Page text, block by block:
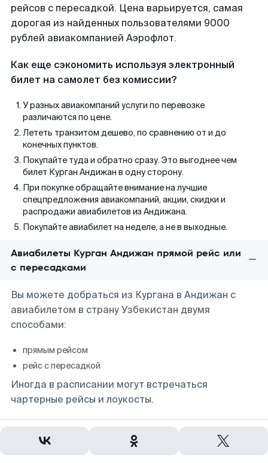
рейсов с пересадкой. Цена варьируется, самая
дорогая из найденных пользователями 9000
рублей авиакомпанией Аэрофлот.
Как еще сэкономить используя электронный
билет на самолет без комиссии?
У разных авиакомпаний услуги по перевозке
различаются по цене.
Лететь транзитом дешево, по сравнению от и до
конечных пунктов.
Покупайте туда и обратно сразу. Это выгоднее чем
билет Курган Андижан в одну сторону.
При покупке обращайте внимание на лучшие
спецпредложения авиакомпаний, акции, скидки и
распродажи авиабилетов из Андижана.
Покупайте авиабилет на неделе, а не в выходные.
Авиабилеты Курган Андижан прямой рейс или
с пересадками
Вы можете добраться из Кургана в Андижан с
авиабилетом в страну Узбекистан двумя
способами:
прямым рейсом
рейс с пересадкой
Иногда в расписании могут встречаться
чартерные рейсы и лоукосты.